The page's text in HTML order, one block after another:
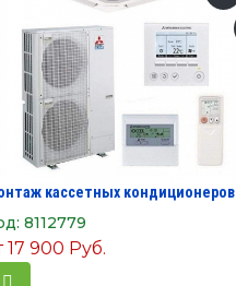
кассетных кондиционеров
8112779
17 900 Руб.